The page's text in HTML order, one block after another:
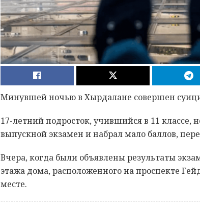
Минувшей ночью в Хырдалане совершен
17-летний подросток, учившийся в 11 классе,
выпускной экзамен и набрал мало баллов,
Вчера, когда были объявлены результаты
этажа дома, расположенного на проспекте
месте.